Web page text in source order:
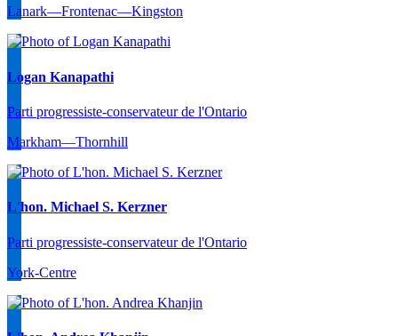
Lanark—Frontenac—Kingston
Logan Kanapathi
Parti progressiste-conservateur de l'Ontario
Markham—Thornhill
L'hon. Michael S. Kerzner
Parti progressiste-conservateur de l'Ontario
York-Centre